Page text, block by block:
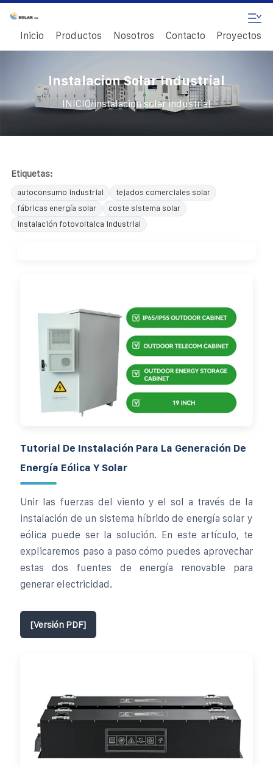
Inicio Productos Nosotros Contacto Proyectos
Instalacion Solar Industrial
INICIO/instalacion solar industrial
Etiquetas:
autoconsumo industrial
tejados comerciales solar
fábricas energía solar
coste sistema solar
instalación fotovoltaica industrial
Tutorial De Instalación Para La Generación De
Energía Eólica Y Solar
Unir las fuerzas del viento y el sol a través de la
instalación de un sistema híbrido de energía solar y
eólica puede ser la solución. En este artículo, te
explicaremos paso a paso cómo puedes aprovechar
estas dos fuentes de energía renovable para
generar electricidad.
[Versión PDF]